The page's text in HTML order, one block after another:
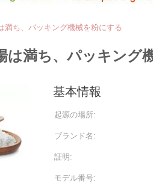
満ち、パッキング機械を粉にする
満ち、パッキング
基本情報
起源の場所:
ブランド名:
証明:
モデル番号: